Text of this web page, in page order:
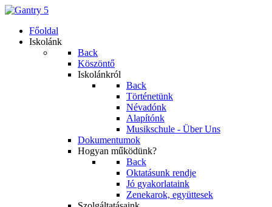
Főoldal
Iskolánk
Back
Köszöntő
Iskolánkról
Back
Történetünk
Névadónk
Alapítónk
Musikschule - Über Uns
Dokumentumok
Hogyan működünk?
Back
Oktatásunk rendje
Jó gyakorlataink
Zenekarok, együttesek